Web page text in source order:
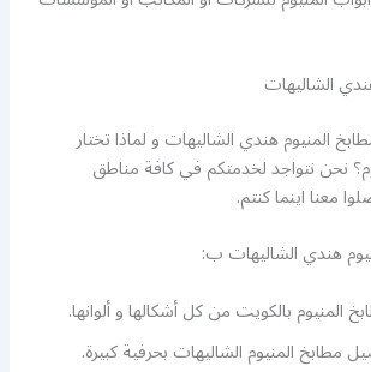
الشاليهات
المنيوم هندي الشاليهات و لماذا تختار
نحن نتواجد لخدمتكم في كافة مناطق
معنا اينما كنتم.
هندي الشاليهات ب:
بالكويت من كل أشكالها و ألوانها.
مطابخ المنيوم الشاليهات بحرفية كبيرة.